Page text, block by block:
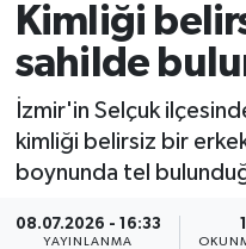
Kimliği
sahilde
İzmir'in Selçuk
kimliği belirsiz bir
boynunda tel
08.07.2026 - 16:33
YAYINLANMA
Tüm Manşetler
Son Dakika
Haber Arşivi